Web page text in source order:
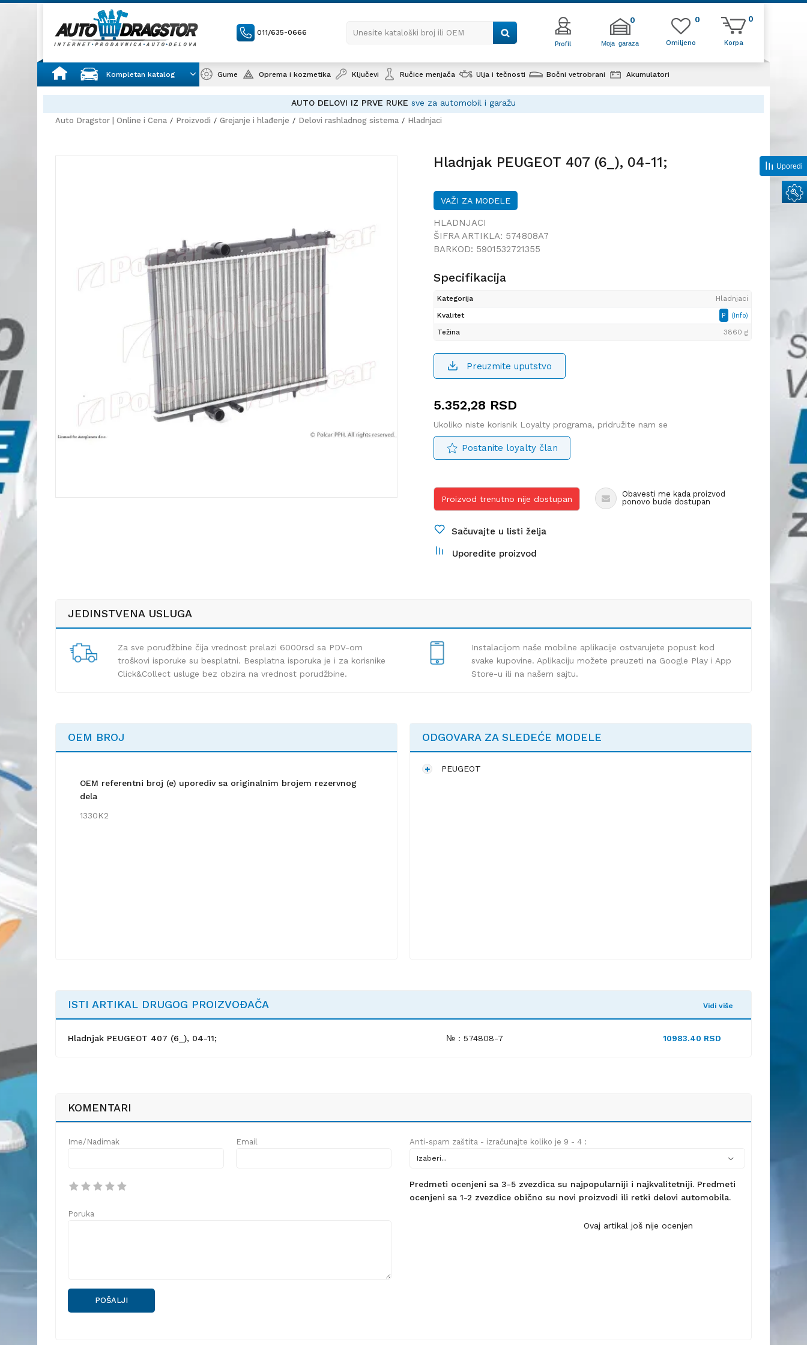
011/635-0666 Unesite kataloški broj ili OEM
Profil Moja garaza
0
Korpa
0
Omiljeno
0
Kompletan katalog Gume Oprema i kozmetika Ključevi Ručice menjača Ulja i tečnosti Bočni vetrobrani Akumulatori
AUTO DELOVI IZ PRVE RUKE sve za automobil i garažu
Auto Dragstor | Online i Cena Proizvodi Grejanje i hlađenje Delovi rashladnog sistema Hladnjaci
Hladnjak PEUGEOT 407 (6_), 04-11;
VAŽI ZA MODELE
HLADNJACI
ŠIFRA ARTIKLA: 574808A7
BARKOD: 5901532721355
Specifikacija
Kategorija
Hladnjaci
Kvalitet
P (Info)
Težina 3860 g
Preuzmite uputstvo
5.352,28 RSD
Ukoliko niste korisnik Loyalty programa, pridružite nam se
Postanite loyalty član
Proizvod trenutno nije dostupan
Obavesti me kada proizvod
ponovo bude dostupan
Sačuvajte u listi želja
Uporedite proizvod
JEDINSTVENA USLUGA
Za sve poruđžbine čija vrednost prelazi 6000rsd sa PDV-om
troškovi isporuke su besplatni. Besplatna isporuka je i za korisnike
Click&Collect usluge bez obzira na vrednost porudžbine.
Instalacijom naše mobilne aplikacije ostvarujete popust kod
svake kupovine. Aplikaciju možete preuzeti na Google Play i App
Store-u ili na našem sajtu.
OEM BROJ
OEM referentni broj (e) uporediv sa originalnim brojem rezervnog
dela
1330K2
ODGOVARA ZA SLEDEĆE MODELE
PEUGEOT
ISTI ARTIKAL DRUGOG PROIZVOĐAČA Vidi više
Hladnjak PEUGEOT 407 (6_), 04-11; № : 574808-7 10983.40 RSD
KOMENTARI
Ime/Nadimak Email
Poruka
POŠALJI
Anti-spam zaštita - izračunajte koliko je 9 - 4 :
Predmeti ocenjeni sa 3-5 zvezdica su najpopularniji i najkvalitetniji. Predmeti
ocenjeni sa 1-2 zvezdice obično su novi proizvodi ili retki delovi automobila.
Ovaj artikal još nije ocenjen
Uporedi